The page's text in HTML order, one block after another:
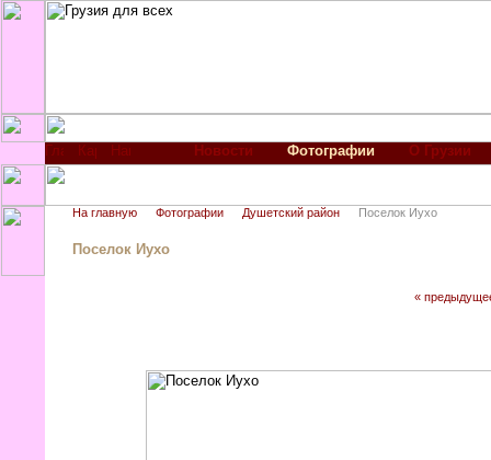
Новости Фотографии О Грузии
На главную Фотографии Душетский район Поселок Иухо
Поселок Иухо
«